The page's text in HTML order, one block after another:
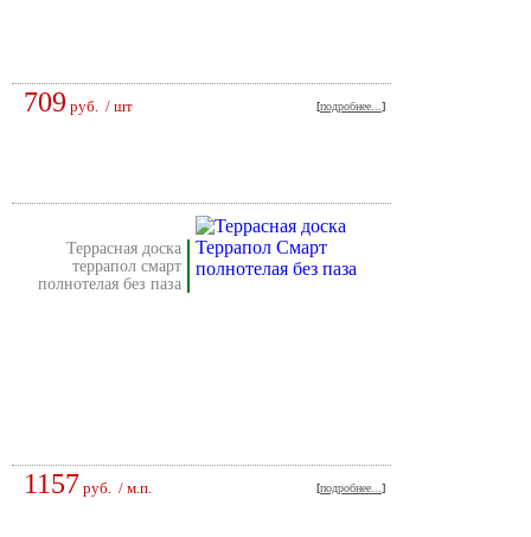
709 руб. / шт [подробнее... ]
террасная доска
террапол смарт
полнотелая без паза
1157 руб. / м.п. [подробнее... ]